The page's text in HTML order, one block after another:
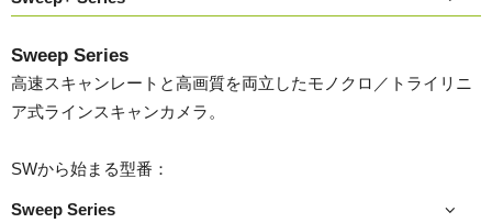
Sweep Series
高速スキャンレートと高画質を両立したモノクロ／トライリニ
ア式ラインスキャンカメラ。
SWから始まる型番：
Sweep Series